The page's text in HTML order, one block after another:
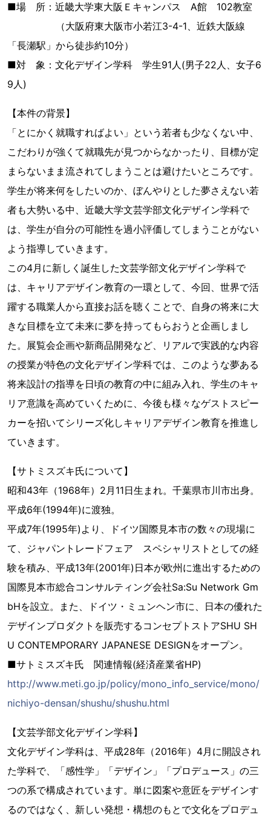
■場 所：近畿大学東大阪Ｅキャンパス A館 102教室
（大阪府東大阪市小若江3-4-1、近鉄大阪線
「長瀬駅」から徒歩約10分）
■対 象：文化デザイン学科 学生91人(男子22人、女子6
9人)
【本件の背景】
「とにかく就職すればよい」という若者も少なくない中、
こだわりが強くて就職先が見つからなかったり、目標が定
まらないまま流されてしまうことは避けたいところです。
学生が将来何をしたいのか、ぼんやりとした夢さえない若
者も大勢いる中、近畿大学文芸学部文化デザイン学科で
は、学生が自分の可能性を過小評価してしまうことがない
よう指導していきます。
この4月に新しく誕生した文芸学部文化デザイン学科で
は、キャリアデザイン教育の一環として、今回、世界で活
躍する職業人から直接お話を聴くことで、自身の将来に大
きな目標を立て未来に夢を持ってもらおうと企画しまし
た。展覧会企画や新商品開発など、リアルで実践的な内容
の授業が特色の文化デザイン学科では、このような夢ある
将来設計の指導を日頃の教育の中に組み入れ、学生のキャ
リア意識を高めていくために、今後も様々なゲストスピー
カーを招いてシリーズ化しキャリアデザイン教育を推進し
ていきます。
【サトミスズキ氏について】
昭和43年（1968年）2月11日生まれ。千葉県市川市出身。
平成6年(1994年)に渡独。
平成7年(1995年)より、ドイツ国際見本市の数々の現場に
て、ジャパントレードフェア スペシャリストとしての経
験を積み、平成13年(2001年)日本が欧州に進出するための
国際見本市総合コンサルティング会社Sa:Su Network Gm
bHを設立。また、ドイツ・ミュンヘン市に、日本の優れた
デザインプロダクトを販売するコンセプトストアSHU SH
U CONTEMPORARY JAPANESE DESIGNをオープン。
■サトミスズキ氏 関連情報(経済産業省HP)
http://www.meti.go.jp/policy/mono_info_service/mono/
nichiyo-densan/shushu/shushu.html
【文芸学部文化デザイン学科】
文化デザイン学科は、平成28年（2016年）4月に開設され
た学科で、「感性学」「デザイン」「プロデュース」の三
つの系で構成されています。単に図案や意匠をデザインす
るのではなく、新しい発想・構想のもとで文化をプロデュ